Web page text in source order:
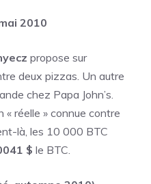
2010
propose sur
deux pizzas. Un autre
chez Papa John’s.
« réelle » connue contre
là, les 10 000 BTC
$ le BTC.